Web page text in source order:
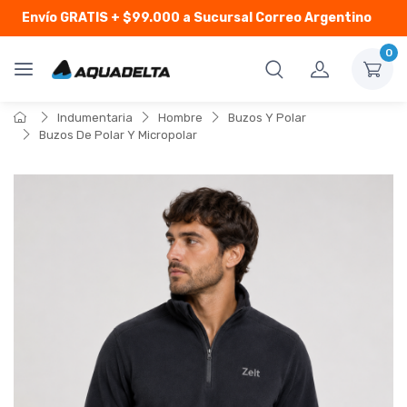
Envío GRATIS+ $99.000 a Sucursal Correo Argentino
0
Indumentaria Hombre
Buzos Y Polar
Buzos De Polar Y Micropolar